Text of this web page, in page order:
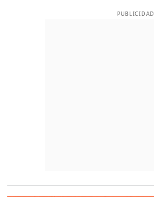
PUBLICIDAD